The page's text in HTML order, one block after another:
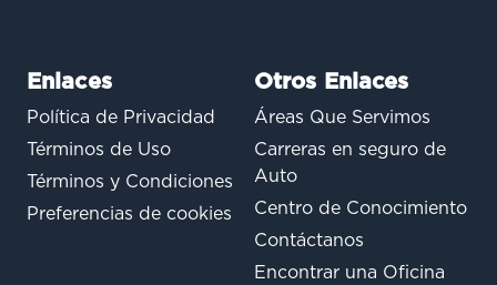
Enlaces
Política de Privacidad
Términos de Uso
Términos y Condiciones
Preferencias de cookies
Otros Enlaces
Áreas Que Servimos
Carreras en seguro de
Auto
Centro de Conocimiento
Contáctanos
Encontrar una Oficina